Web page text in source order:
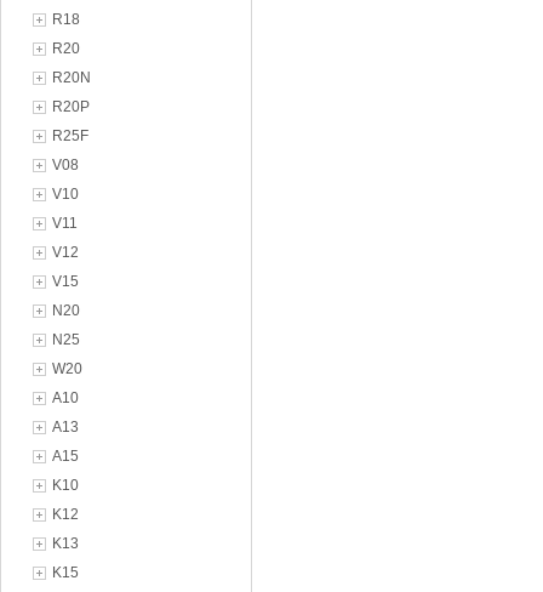
R18
R20
R20N
R20P
R25F
V08
V10
V11
V12
V15
N20
N25
W20
A10
A13
A15
K10
K12
K13
K15